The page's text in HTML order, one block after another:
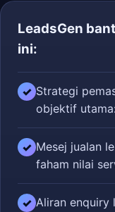
LeadsGen
ini:
✓ Strategi
objektif
✓ Mesej jualan
faham nilai
✓ Aliran enquiry